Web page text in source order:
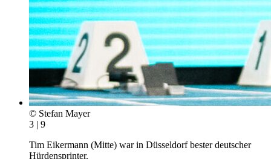
© Stefan Mayer
3 | 9
Tim Eikermann (Mitte) war in Düsseldorf bester deutscher
Hürdensprinter.